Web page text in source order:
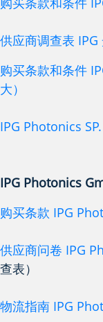
供应商调查表 IPG
购买条款和条件
大）
IPG Photonics
IPG Photonics
购买条款 IPG
供应商问卷 IPG
查表）
物流指南 IPG